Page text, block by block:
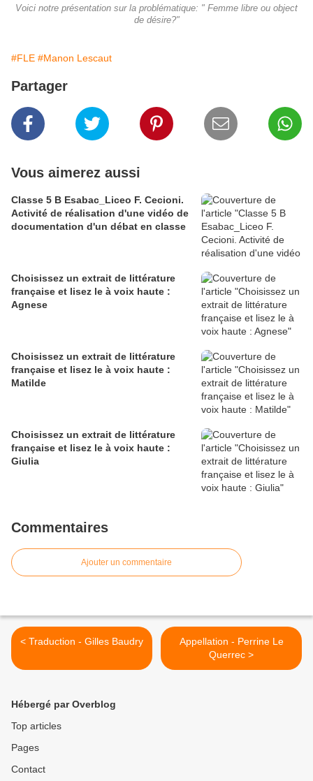
Voici notre présentation sur la problématique: " Femme libre ou object
de désire?"
#FLE #Manon Lescaut
Partager
Vous aimerez aussi
Classe 5 B Esabac_Liceo F. Cecioni.
Activité de réalisation d'une vidéo de
documentation d'un débat en classe
Choisissez un extrait de littérature
française et lisez le à voix haute :
Agnese
Choisissez un extrait de littérature
française et lisez le à voix haute :
Matilde
Choisissez un extrait de littérature
française et lisez le à voix haute :
Giulia
Commentaires
Ajouter un commentaire
< Traduction - Gilles Baudry
Appellation - Perrine Le
Querrec >
Hébergé par Overblog
Top articles
Pages
Contact